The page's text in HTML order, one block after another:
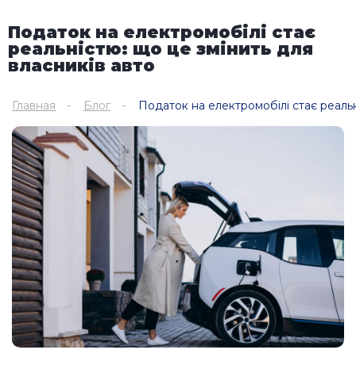
Податок на електромобілі стає
реальністю: що це змінить для
власників авто
Главная Блог Податок на електромобілі стає